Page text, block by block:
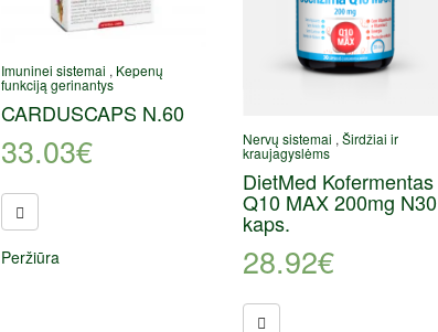
Imuninei sistemai , Kepenų
funkciją gerinantys
CARDUSCAPS N.60
33.03€
Peržiūra
Nervų sistemai , Širdžiai ir
kraujagyslėms
DietMed Kofermentas
Q10 MAX 200mg N30
kaps.
28.92€